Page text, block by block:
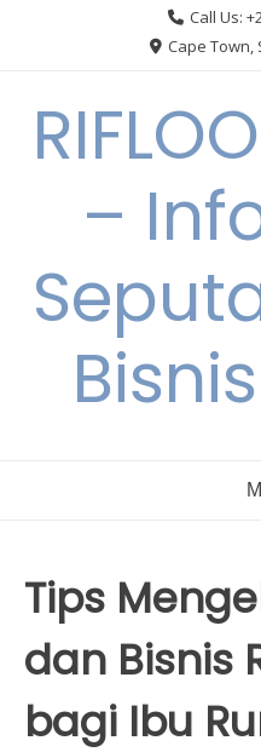
Call Us:
Cape Town,
–
Tips
dan Bisnis
bagi Ibu